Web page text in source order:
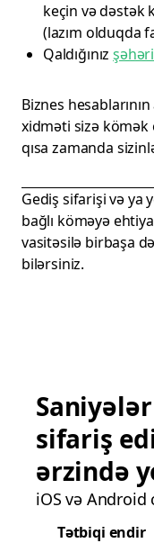
keçin və dəstək
(lazım olduqda
Qaldığınız
Biznes
xidməti sizə kömək
qısa zamanda
Gediş sifarişi və ya
bağlı köməyə
vasitəsilə birbaşa
bilərsiniz.
sifariş
ərzində
iOS və Android
Tətbiqi endir